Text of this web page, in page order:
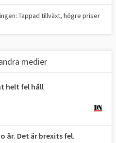
ha för
relationer efter
främst velat reda ut
och företag.
“ordnat utträde”. I
Tappad tillväxt, högre priser
medier
helt fel håll
år. Det är brexits fel.